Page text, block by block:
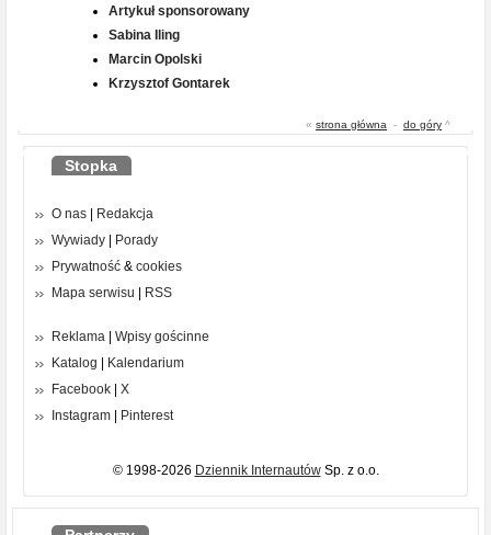
Artykuł sponsorowany
Sabina Iling
Marcin Opolski
Krzysztof Gontarek
« strona główna - do góry ^
Stopka
O nas
Redakcja
Wywiady
Porady
Prywatność & cookies
Mapa serwisu
RSS
Reklama
Wpisy gościnne
Katalog
Kalendarium
Facebook
X
Instagram
Pinterest
© 1998-2026 Dziennik InternautówSp. z o.o.